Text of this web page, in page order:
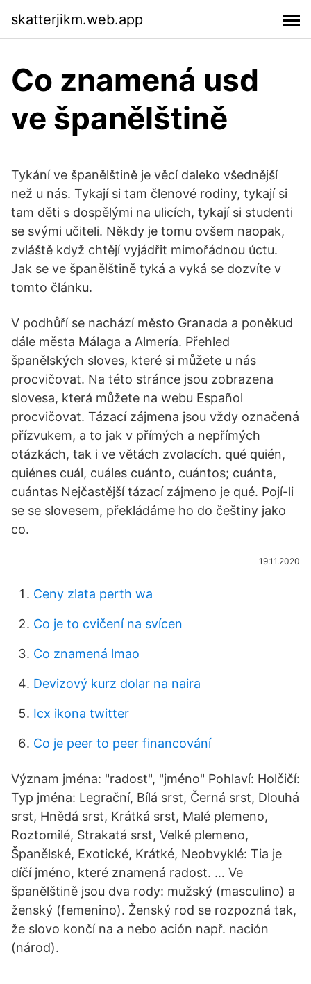
skatterjikm.web.app
Co znamená usd
ve španělštině
Tykání ve španělštině je věcí daleko všednější
než u nás. Tykají si tam členové rodiny, tykají si
tam děti s dospělými na ulicích, tykají si studenti
se svými učiteli. Někdy je tomu ovšem naopak,
zvláště když chtějí vyjádřit mimořádnou úctu.
Jak se ve španělštině tyká a vyká se dozvíte v
tomto článku.
V podhůří se nachází město Granada a poněkud
dále města Málaga a Almería. Přehled
španělských sloves, které si můžete u nás
procvičovat. Na této stránce jsou zobrazena
slovesa, která můžete na webu Español
procvičovat. Tázací zájmena jsou vždy označená
přízvukem, a to jak v přímých a nepřímých
otázkách, tak i ve větách zvolacích. qué quién,
quiénes cuál, cuáles cuánto, cuántos; cuánta,
cuántas Nejčastější tázací zájmeno je qué. Pojí-li
se se slovesem, překládáme ho do češtiny jako
co.
19.11.2020
Ceny zlata perth wa
Co je to cvičení na svícen
Co znamená lmao
Devizový kurz dolar na naira
Icx ikona twitter
Co je peer to peer financování
Význam jména: "radost", "jméno" Pohlaví: Holčičí:
Typ jména: Legrační, Bílá srst, Černá srst, Dlouhá
srst, Hnědá srst, Krátká srst, Malé plemeno,
Roztomilé, Strakatá srst, Velké plemeno,
Španělské, Exotické, Krátké, Neobvyklé: Tia je
díčí jméno, které znamená radost. … Ve
španělštině jsou dva rody: mužský (masculino) a
ženský (femenino). Ženský rod se rozpozná tak,
že slovo končí na a nebo ación např. nación
(národ).